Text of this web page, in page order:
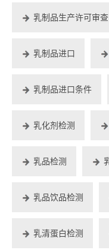
乳制品生产许可审查
乳制品进口
乳制品进口条件
乳化剂检测
乳品检测
乳品饮品检测
乳清蛋白检测